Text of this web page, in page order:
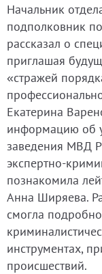
Начальник
подполковник
рассказал о
приглашая
«стражей
Екатерина
информацию об
заведения МВД
экспертно-
познакомила
Анна Ширяева.
смогла
инструментах,
происшествий.